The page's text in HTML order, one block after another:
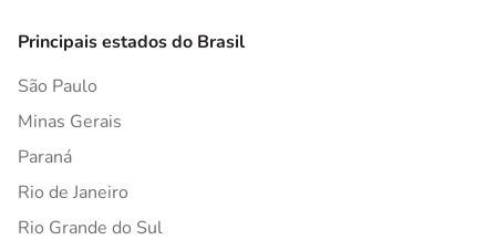
Principais estados do Brasil
São Paulo
Minas Gerais
Paraná
Rio de Janeiro
Rio Grande do Sul